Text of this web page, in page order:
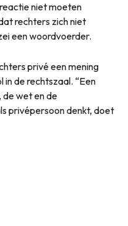
niet moeten
rechters zich niet
een woordvoerder.
privé een mening
in de rechtszaal. “Een
wet en de
privépersoon denkt, doet